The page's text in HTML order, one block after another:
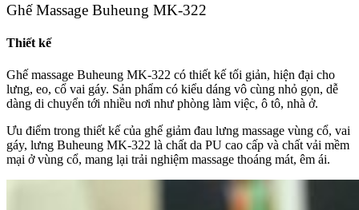
Ghế Massage Buheung MK-322
Thiết kế
Ghế massage Buheung MK-322 có thiết kế tối giản, hiện đại cho
lưng, eo, cổ vai gáy. Sản phẩm có kiểu dáng vô cùng nhỏ gọn, dễ
dàng di chuyển tới nhiều nơi như phòng làm việc, ô tô, nhà ở.
Ưu điểm trong thiết kế của ghế giảm đau lưng massage vùng cổ, vai
gáy, lưng Buheung MK-322 là chất da PU cao cấp và chất vải mềm
mại ở vùng cổ, mang lại trải nghiệm massage thoáng mát, êm ái.